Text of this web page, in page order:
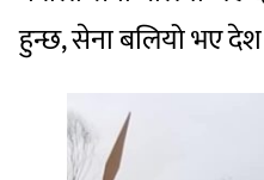
हुन्छ, सेना बलियो भए